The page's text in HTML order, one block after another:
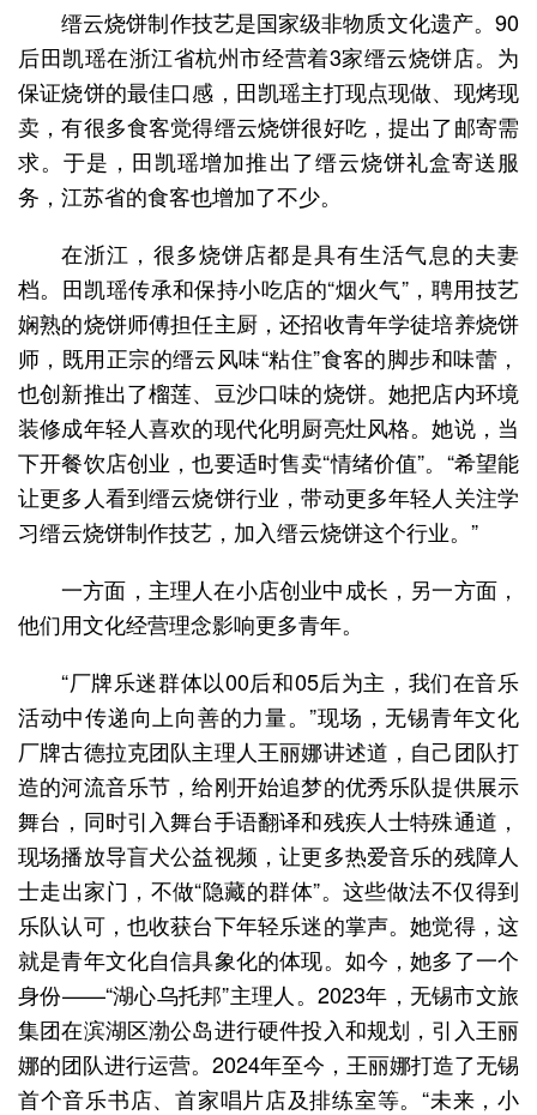
缙云烧饼制作技艺是国家级非物质文化遗产。90
后田凯瑶在浙江省杭州市经营着3家缙云烧饼店。为
保证烧饼的最佳口感，田凯瑶主打现点现做、现烤现
卖，有很多食客觉得缙云烧饼很好吃，提出了邮寄需
求。于是，田凯瑶增加推出了缙云烧饼礼盒寄送服
务，江苏省的食客也增加了不少。
在浙江，很多烧饼店都是具有生活气息的夫妻
档。田凯瑶传承和保持小吃店的“烟火气”，聘用技艺
娴熟的烧饼师傅担任主厨，还招收青年学徒培养烧饼
师，既用正宗的缙云风味“粘住”食客的脚步和味蕾，
也创新推出了榴莲、豆沙口味的烧饼。她把店内环境
装修成年轻人喜欢的现代化明厨亮灶风格。她说，当
下开餐饮店创业，也要适时售卖“情绪价值”。“希望能
让更多人看到缙云烧饼行业，带动更多年轻人关注学
习缙云烧饼制作技艺，加入缙云烧饼这个行业。”
一方面，主理人在小店创业中成长，另一方面，
他们用文化经营理念影响更多青年。
“厂牌乐迷群体以00后和05后为主，我们在音乐
活动中传递向上向善的力量。”现场，无锡青年文化
厂牌古德拉克团队主理人王丽娜讲述道，自己团队打
造的河流音乐节，给刚开始追梦的优秀乐队提供展示
舞台，同时引入舞台手语翻译和残疾人士特殊通道，
现场播放导盲犬公益视频，让更多热爱音乐的残障人
士走出家门，不做“隐藏的群体”。这些做法不仅得到
乐队认可，也收获台下年轻乐迷的掌声。她觉得，这
就是青年文化自信具象化的体现。如今，她多了一个
身份——“湖心乌托邦”主理人。2023年，无锡市文旅
集团在滨湖区渤公岛进行硬件投入和规划，引入王丽
娜的团队进行运营。2024年至今，王丽娜打造了无锡
首个音乐书店、首家唱片店及排练室等。“未来，小